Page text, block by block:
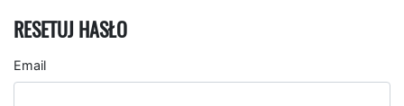
RESETUJ HASŁO
Email